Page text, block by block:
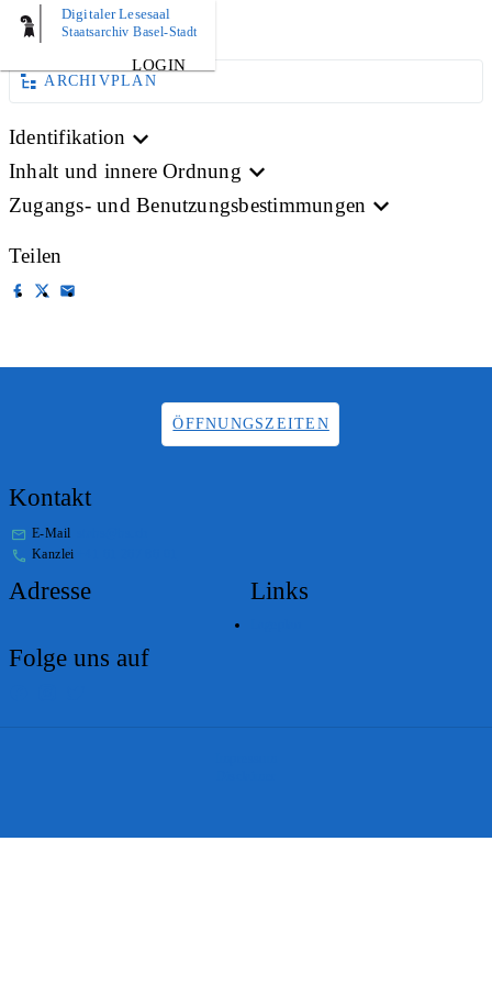
Digitaler Lesesaal
Staatsarchiv Basel-Stadt
LOGIN
BILD
ARCHIVPLAN
Identifikation
Inhalt und innere Ordnung
Zugangs- und Benutzungsbestimmungen
Teilen
ÖFFNUNGSZEITEN
Kontakt
E-Mail
Kanzlei
Adresse Links
Folge uns auf